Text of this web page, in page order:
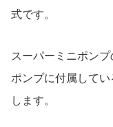
式です。
スーパーミニポン
ポンプに付属して
します。